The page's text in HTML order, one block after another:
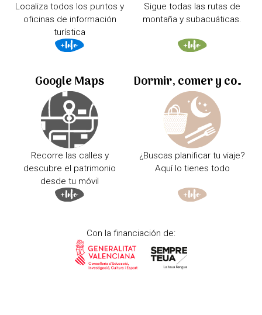
Localiza todos los puntos y
oficinas de información
turística
Sigue todas las rutas de
montaña y subacuáticas.
Google Maps
Recorre las calles y
descubre el patrimonio
desde tu móvil
Dormir, comer y comprar
¿Buscas planificar tu viaje?
Aquí lo tienes todo
Con la financiación de: